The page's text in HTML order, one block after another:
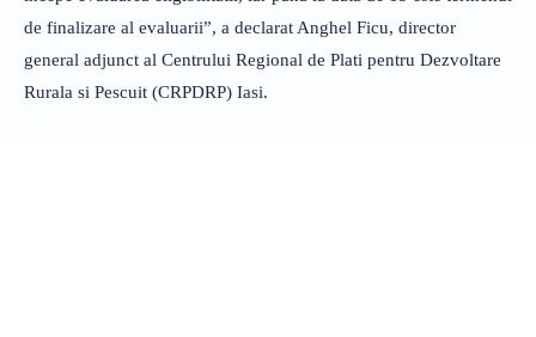
de finalizare al evaluarii”, a declarat Anghel Ficu, director
general adjunct al Centrului Regional de Plati pentru Dezvoltare
Rurala si Pescuit (CRPDRP) Iasi.